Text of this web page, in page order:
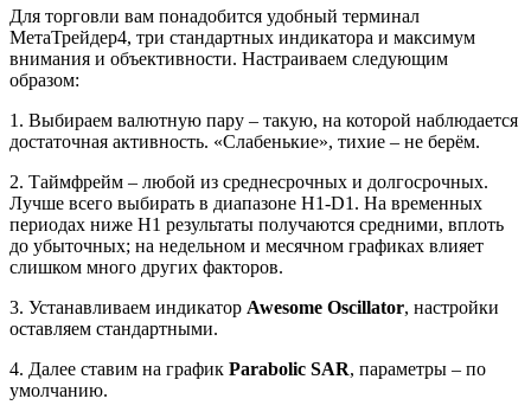
Для торговли вам понадобится удобный терминал
МетаТрейдер4, три стандартных индикатора и максимум
внимания и объективности. Настраиваем следующим
образом:
1. Выбираем валютную пару – такую, на которой наблюдается
достаточная активность. «Слабенькие», тихие – не берём.
2. Таймфрейм – любой из среднесрочных и долгосрочных.
Лучше всего выбирать в диапазоне Н1-D1. На временных
периодах ниже Н1 результаты получаются средними, вплоть
до убыточных; на недельном и месячном графиках влияет
слишком много других факторов.
3. Устанавливаем индикатор Awesome Oscillator, настройки
оставляем стандартными.
4. Далее ставим на график Parabolic SAR, параметры – по
умолчанию.